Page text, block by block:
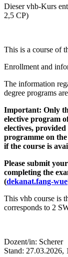
Dieser vhb-Kurs
2,5 CP)
This is a course of
Enrollment and
The information
degree programs
Important: Only
elective program
electives,
programme on the
if the course is
Please submit
completing the
(dekanat.fang-
This vhb course is
corresponds to 2
Dozent/in: Scherer
Stand: 27.03.2026,